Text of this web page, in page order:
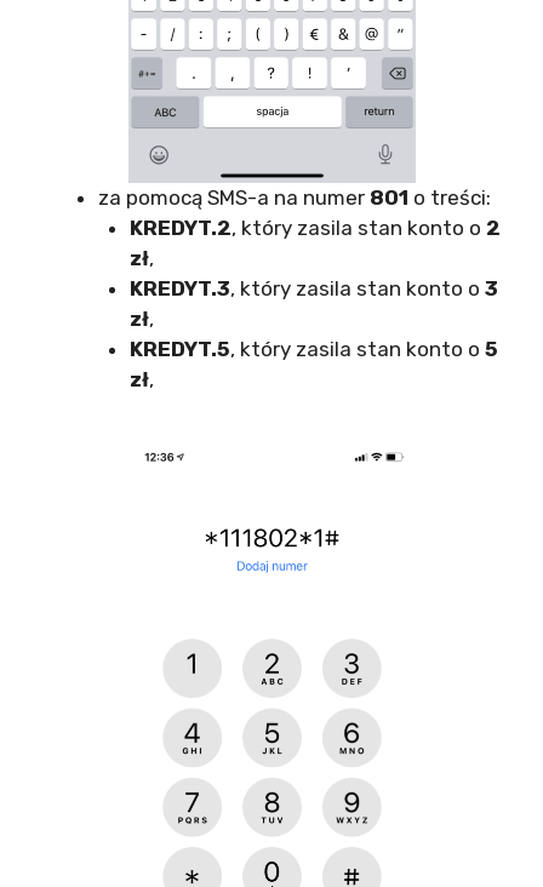
za pomocą SMS-a na numer 801 o treści:
KREDYT.2, który zasila stan konto o 2
zł,
KREDYT.3, który zasila stan konto o 3
zł,
KREDYT.5, który zasila stan konto o 5
zł,